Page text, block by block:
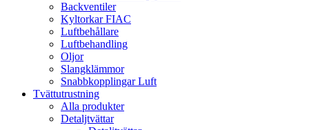
Backventiler
Kyltorkar FIAC
Luftbehållare
Luftbehandling
Oljor
Slangklämmor
Snabbkopplingar Luft
Tvättutrustning
Alla produkter
Detaljtvättar